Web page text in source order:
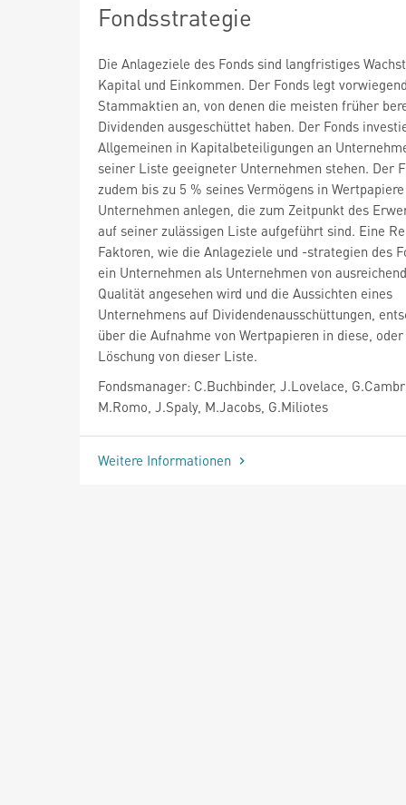
Fondsstrategie
Die Anlageziele des Fonds sind langfristiges
Kapital und Einkommen. Der Fonds legt
Stammaktien an, von denen die meisten früher
Dividenden ausgeschüttet haben. Der Fonds
Allgemeinen in Kapitalbeteiligungen an
seiner Liste geeigneter Unternehmen stehen. Der
zudem bis zu 5 % seines Vermögens in
Unternehmen anlegen, die zum Zeitpunkt des
auf seiner zulässigen Liste aufgeführt sind. Eine
Faktoren, wie die Anlageziele und -strategien des
ein Unternehmen als Unternehmen von
Qualität angesehen wird und die Aussichten eines
Unternehmens auf Dividendenausschüttungen,
über die Aufnahme von Wertpapieren in diese,
Löschung von dieser Liste.
Fondsmanager: C.Buchbinder, J.Lovelace,
M.Romo, J.Spaly, M.Jacobs, G.Miliotes
Weitere Informationen